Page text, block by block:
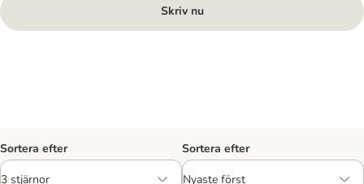
Skriv nu
Sortera efter Sortera efter